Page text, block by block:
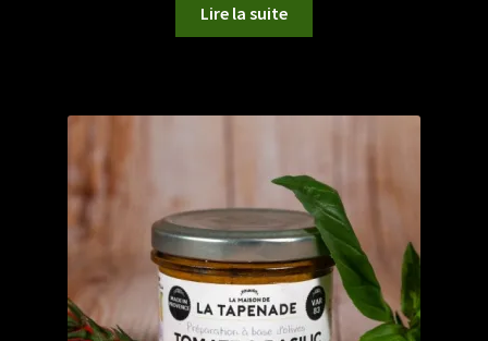
Lire la suite